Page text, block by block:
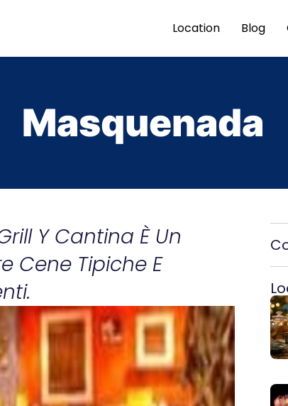
Location Blog
Masquenada
Y Cantina È Un
Cene Tipiche E